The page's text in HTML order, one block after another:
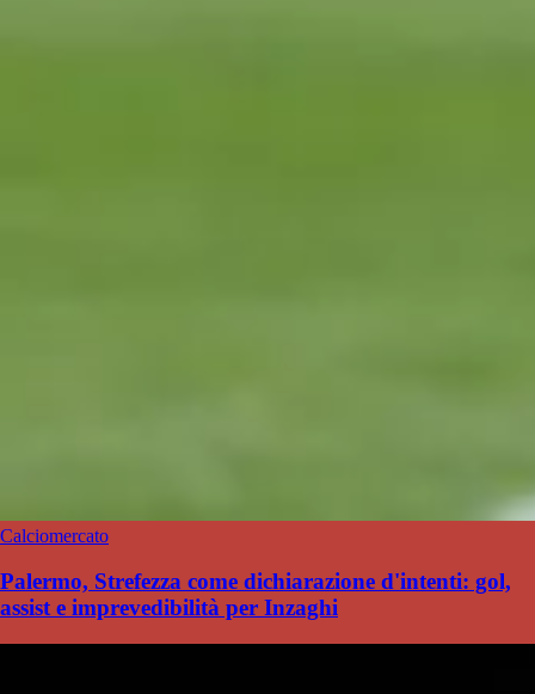
Calciomercato
Palermo, Strefezza come dichiarazione d'intenti: gol,
assist e imprevedibilità per Inzaghi